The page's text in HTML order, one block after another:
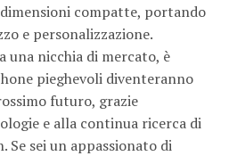
compatte, portando
e personalizzazione.
una nicchia di mercato, è
pieghevoli diventeranno
futuro, grazie
e alla continua ricerca di
Se sei un appassionato di